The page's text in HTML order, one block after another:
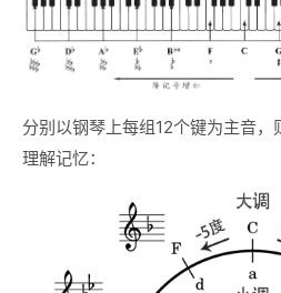
分别以钢琴上每组12个键为主音
理解记忆：